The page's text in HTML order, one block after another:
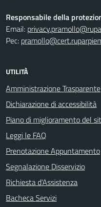
Responsabile della
Email:
Pec:
UTILITÀ
Amministrazione Trasparente
Dichiarazione di accessibilità
Piano di miglioramento del
Leggi le FAQ
Prenotazione Appuntamento
Segnalazione Disservizio
Richiesta d'Assistenza
Bacheca Servizi